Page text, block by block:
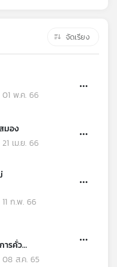
จัดเรียง
01 พ.ค. 66
มอง
21 เม.ย. 66
11 ก.พ. 66
ารคั่ว
08 ส.ค. 65